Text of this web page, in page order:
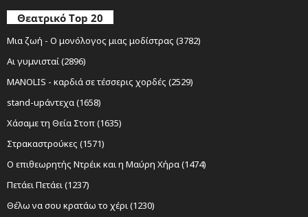
Θεατρικό Top 20
Μια ζωή - Ο μονόλογος μιας μοδίστρας (3782)
Αι γυμνισταί (2896)
MANOLIS - καρδιά σε τέσσερις χορδές (2529)
stand-upάντεχα (1658)
Χάσαμε τη Θεία Στοπ (1635)
Στρακαστρούκες (1571)
Ο επιθεωρητής Ντρέικ και η Μαύρη Χήρα (1474)
Πετάει Πετάει (1237)
Θέλω να σου κρατάω το χέρι (1230)